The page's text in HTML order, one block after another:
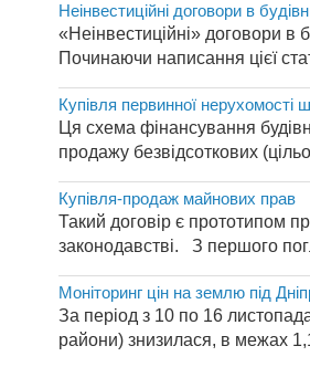
Неінвестиційні договори в
«Неінвестиційні» договори в
Починаючи написання цієї
Купівля первинної нерухомості
Ця схема фінансування
продажу безвідсоткових
Купівля-продаж майнових прав
Такий договір є прототипом
законодавстві. З першого
Моніторинг цін на землю під
За період з 10 по 16
райони) знизилася, в межах